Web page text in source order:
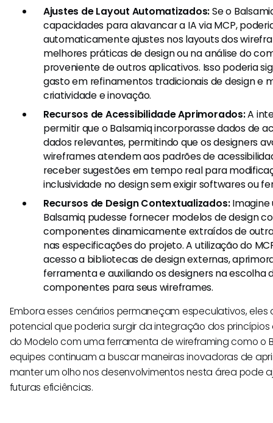
Ajustes de Layout Automatizados:Se o
capacidades para alavancar a IA via MCP,
automaticamente ajustes nos layouts dos
melhores práticas de design ou na análise do
proveniente de outros aplicativos. Isso poderia
gasto em refinamentos tradicionais de design e
criatividade e inovação.
Recursos de Acessibilidade Aprimorados:A
permitir que o Balsamiq incorporasse dados de
dados relevantes, permitindo que os designers
wireframes atendem aos padrões de
receber sugestões em tempo real para
inclusividade no design sem exigir softwares ou
Recursos de Design Contextualizados:Imagine
Balsamiq pudesse fornecer modelos de design
componentes dinamicamente extraídos de
nas especificações do projeto. A utilização do
acesso a bibliotecas de design externas,
ferramenta e auxiliando os designers na escolha
componentes para seus wireframes.
Embora esses cenários permaneçam especulativos,
potencial que poderia surgir da integração dos
do Modelo com uma ferramenta de wireframing como o
equipes continuam a buscar maneiras inovadoras de
manter um olho nos desenvolvimentos nesta área pode
futuras eficiências.